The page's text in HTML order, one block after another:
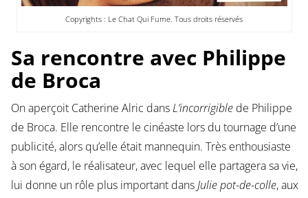
Copyrights : Le Chat Qui Fume. Tous droits réservés
Sa rencontre avec Philippe
de Broca
On aperçoit Catherine Alric dansL’incorrigiblede Philippe
de Broca. Elle rencontre le cinéaste lors du tournage d’une
publicité, alors qu’elle était mannequin. Très enthousiaste
à son égard, le réalisateur, avec lequel elle partagera sa vie,
lui donne un rôle plus important dansJulie pot-de-colle, aux